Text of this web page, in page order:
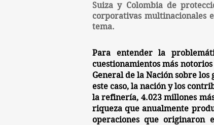
Suiza y Colombia de
corporativas multinacionales
tema. ​
Para entender la
cuestionamientos más notorios
General de la Nación sobre
este caso, la nación y los
la refinería, 4.023 millones
riqueza que anualmente
operaciones que originaron